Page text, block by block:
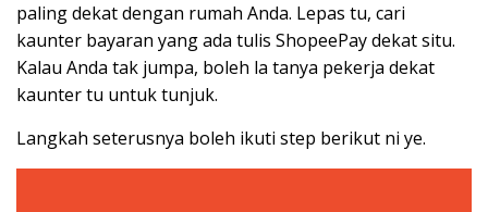
paling dekat dengan rumah Anda. Lepas tu, cari
kaunter bayaran yang ada tulis ShopeePay dekat situ.
Kalau Anda tak jumpa, boleh la tanya pekerja dekat
kaunter tu untuk tunjuk.
Langkah seterusnya boleh ikuti step berikut ni ye.